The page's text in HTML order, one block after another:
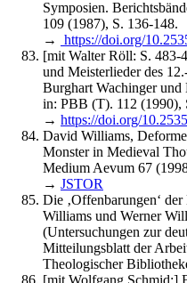
Symposien.
109 (1987), S. 136-148.
→
https://doi.org/
[mit Walter Röll: S. 483-
und Meisterlieder des
Burghart Wachinger
in: PBB (T). 112 (1990),
→ https://doi.org/
David Williams,
Monster in Medieval
Medium Aevum 67
→ JSTOR
Die ‚Offenbarungen‘
Williams und Werner
(Untersuchungen zur
Mitteilungsblatt der
Theologischer